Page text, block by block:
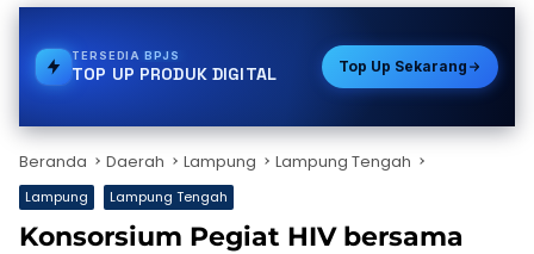
TERSEDIAPDAM
TOP UP PRODUK DIGITAL Top Up Sekarang
Beranda Daerah Lampung Lampung Tengah
Lampung Lampung Tengah
Konsorsium Pegiat HIV bersama